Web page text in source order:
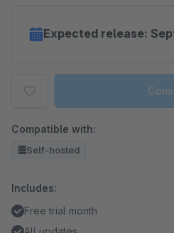
Expected release:
Compatible with:
Self-hosted
Includes:
Free trial month